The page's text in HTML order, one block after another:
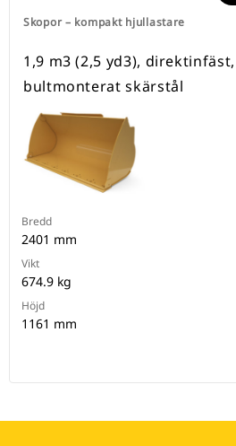
Skopor – kompakt hjullastare
1,9 m3 (2,5 yd3), direktinfäst,
bultmonterat skärstål
Bredd
2401 mm
Vikt
674.9 kg
Höjd
1161 mm